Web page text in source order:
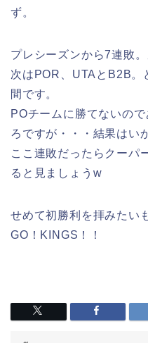
ず。
プレシーズンから7連敗
次はPOR、UTAとB2B。
間です。
POチームに勝てないの
ろですが・・・結果はい
ここ連敗だったらクーパ
ると見ましょうw
せめて初勝利を拝みたい
GO！KINGS！！